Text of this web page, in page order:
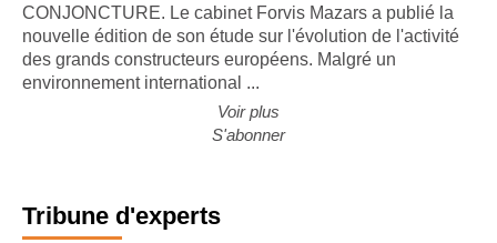
CONJONCTURE. Le cabinet Forvis Mazars a publié la
nouvelle édition de son étude sur l'évolution de l'activité
des grands constructeurs européens. Malgré un
environnement international ...
Voir plus
S'abonner
Tribune d'experts